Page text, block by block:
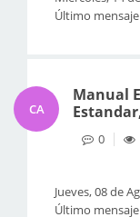
Último
CA
Manual
0
Jueves, 08 de
Último